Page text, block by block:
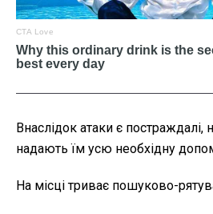
Внаслідок атаки є постраждалі,
надають їм усю необхідну
На місці триває пошуково-